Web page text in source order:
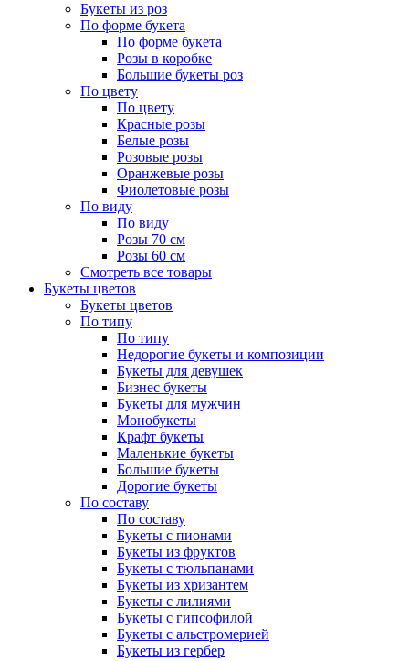
Букеты из роз
По форме букета
По форме букета
Розы в коробке
Большие букеты роз
По цвету
По цвету
Красные розы
Белые розы
Розовые розы
Оранжевые розы
Фиолетовые розы
По виду
По виду
Розы 70 см
Розы 60 см
Смотреть все товары
Букеты цветов
Букеты цветов
По типу
По типу
Недорогие букеты и композиции
Букеты для девушек
Бизнес букеты
Букеты для мужчин
Монобукеты
Крафт букеты
Маленькие букеты
Большие букеты
Дорогие букеты
По составу
По составу
Букеты с пионами
Букеты из фруктов
Букеты с тюльпанами
Букеты из хризантем
Букеты с лилиями
Букеты с гипсофилой
Букеты с альстромерией
Букеты из гербер